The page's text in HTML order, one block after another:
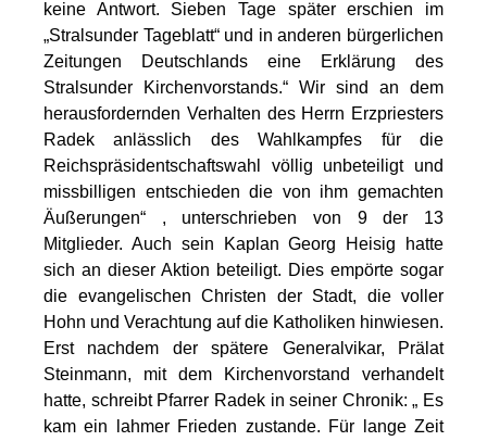
keine Antwort. Sieben Tage später erschien im
„Stralsunder Tageblatt“ und in anderen bürgerlichen
Zeitungen Deutschlands eine Erklärung des
Stralsunder Kirchenvorstands.“ Wir sind an dem
herausfordernden Verhalten des Herrn Erzpriesters
Radek anlässlich des Wahlkampfes für die
Reichspräsidentschaftswahl völlig unbeteiligt und
missbilligen entschieden die von ihm gemachten
Äußerungen“ , unterschrieben von 9 der 13
Mitglieder. Auch sein Kaplan Georg Heisig hatte
sich an dieser Aktion beteiligt. Dies empörte sogar
die evangelischen Christen der Stadt, die voller
Hohn und Verachtung auf die Katholiken hinwiesen.
Erst nachdem der spätere Generalvikar, Prälat
Steinmann, mit dem Kirchenvorstand verhandelt
hatte, schreibt Pfarrer Radek in seiner Chronik: „ Es
kam ein lahmer Frieden zustande. Für lange Zeit